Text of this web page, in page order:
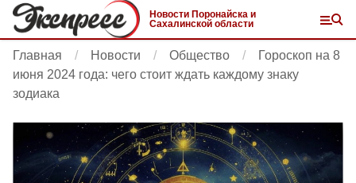
Новости Поронайска и
Сахалинской области
Главная Новости Общество
Гороскоп на 8
июня 2024 года: чего стоит ждать каждому знаку
зодиака